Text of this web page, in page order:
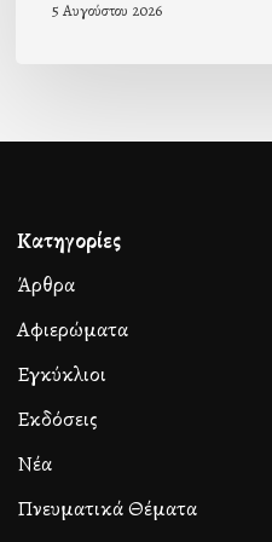
5 Αυγούστου 2026
Κατηγορίες
Άρθρα
Αφιερώματα
Εγκύκλιοι
Εκδόσεις
Νέα
Πνευματικά Θέματα